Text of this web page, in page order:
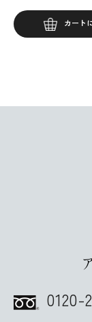
カート
0120-